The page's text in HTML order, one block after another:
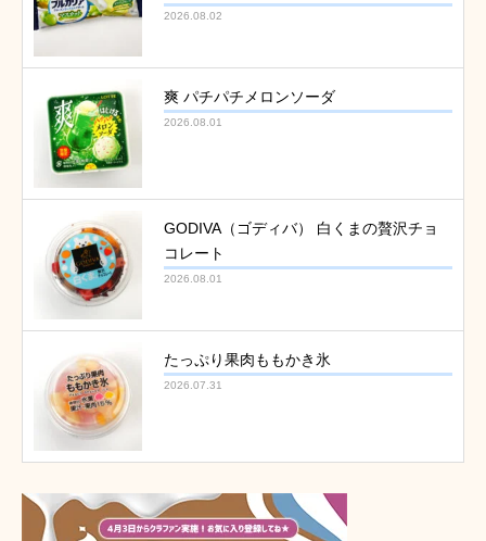
2026.08.02
爽 パチパチメロンソーダ
2026.08.01
GODIVA（ゴディバ） 白くまの贅沢チョ
コレート
2026.08.01
たっぷり果肉ももかき氷
2026.07.31